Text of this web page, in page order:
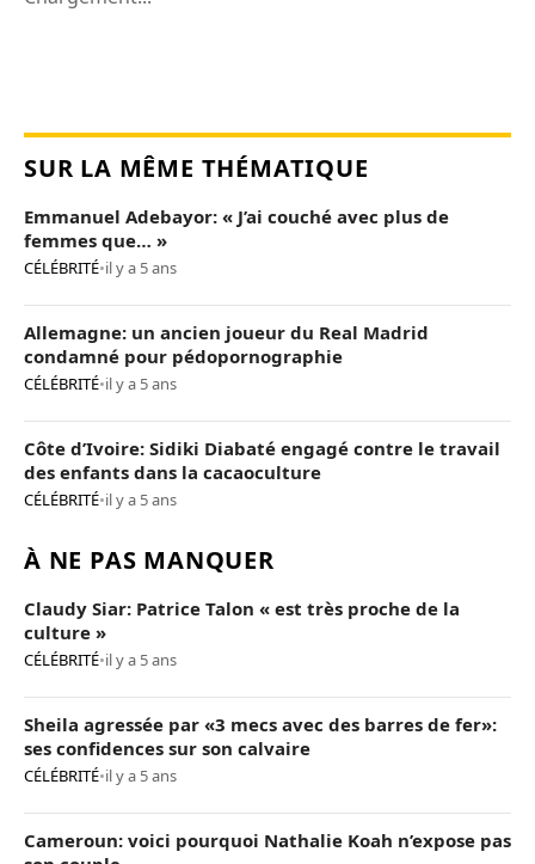
SUR LA MÊME THÉMATIQUE
Emmanuel Adebayor: « J’ai couché avec plus de
femmes que… »
CÉLÉBRITÉ•il y a 5 ans
Allemagne: un ancien joueur du Real Madrid
condamné pour pédopornographie
CÉLÉBRITÉ•il y a 5 ans
Côte d’Ivoire: Sidiki Diabaté engagé contre le travail
des enfants dans la cacaoculture
CÉLÉBRITÉ•il y a 5 ans
À NE PAS MANQUER
Claudy Siar: Patrice Talon « est très proche de la
culture »
CÉLÉBRITÉ•il y a 5 ans
Sheila agressée par «3 mecs avec des barres de fer»:
ses confidences sur son calvaire
CÉLÉBRITÉ•il y a 5 ans
Cameroun: voici pourquoi Nathalie Koah n’expose pas